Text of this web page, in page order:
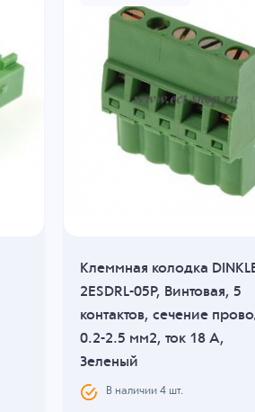
Клеммная колодка
2ESDRL-05P, Винтовая, 5
контактов, сечение
0.2-2.5 мм2, ток 18 A,
Зеленый
В наличии 4шт.